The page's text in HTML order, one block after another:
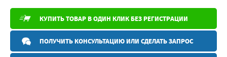
КУПИТЬ ТОВАР В ОДИН КЛИК БЕЗ РЕГИСТРАЦИИ
ПОЛУЧИТЬ КОНСУЛЬТАЦИЮ ИЛИ СДЕЛАТЬ ЗАПРОС